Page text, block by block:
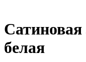
Сатиновая
белая